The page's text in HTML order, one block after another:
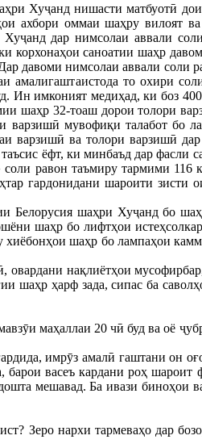
Хуҷанд нишасти матбуотӣ
ахбори оммаи шаҳру вилоят
дар нимсолаи аввали
корхонаҳои саноатии шаҳр
давоми нимсолаи аввали соли
амалигаштаистода то охири
Ин имконият медиҳад, ки боз
шаҳр 32-тоаш дорои толори
варзишӣ мувофиқи талабот бо
варзишӣ ва толори варзишӣ
ёфт, ки минбаъд дар фасли
равон таъмиру тармими 116
гардонидани шароити зисти
Белорусия шаҳри Хуҷанд бо
шаҳр бо лифтҳои
шаҳр бо лампаҳои
нақлиётҳои
шаҳр ҳарф зада, сипас ба
маҳаллаи 20 чӣ буд ва оё
имрӯз амалӣ гаштани он
васеъ кардани роҳ шароит
мешавад. Ба ивази биноҳои
Зеро нархи тармеваҳо дар